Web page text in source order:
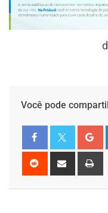
Você pode